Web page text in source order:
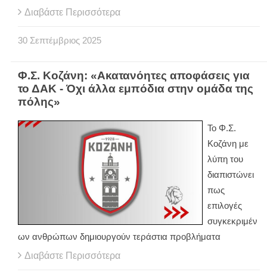
Διαβάστε Περισσότερα
30 Σεπτέμβριος 2025
Φ.Σ. Κοζάνη: «Ακατανόητες αποφάσεις για
το ΔΑΚ - Όχι άλλα εμπόδια στην ομάδα της
πόλης»
Το Φ.Σ.
Κοζάνη με
λύπη του
διαπιστώνει
πως
επιλογές
συγκεκριμέν
ων ανθρώπων δημιουργούν τεράστια προβλήματα
Διαβάστε Περισσότερα